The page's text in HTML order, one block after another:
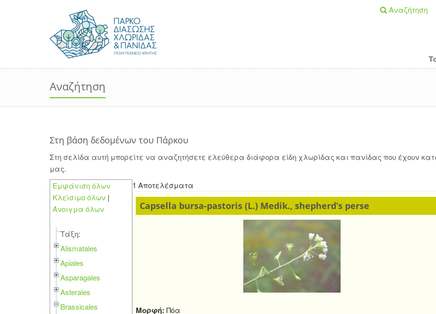
Αναζήτηση
Αναζήτηση
Στη βάση δεδομένων του Πάρκου
Στη σελίδα αυτή μπορείτε να αναζητήσετε ελεύθερα διάφορα είδη χλωρίδας και πανίδας που έχουν
μας.
Εμφάνιση όλων
Κλείσιμο όλων |
Άνοιγμα όλων
Τάξη:
Alismatales
Apiales
Asparagales
Asterales
Brassicales
1 Αποτελέσματα
Capsella bursa-pastoris (L.) Medik., shepherd’s perse
Μορφή: Πόα